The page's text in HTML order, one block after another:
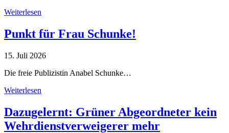
Weiterlesen
Punkt für Frau Schunke!
15. Juli 2026
Die freie Publizistin Anabel Schunke…
Weiterlesen
Dazugelernt: Grüner Abgeordneter kein
Wehrdienstverweigerer mehr